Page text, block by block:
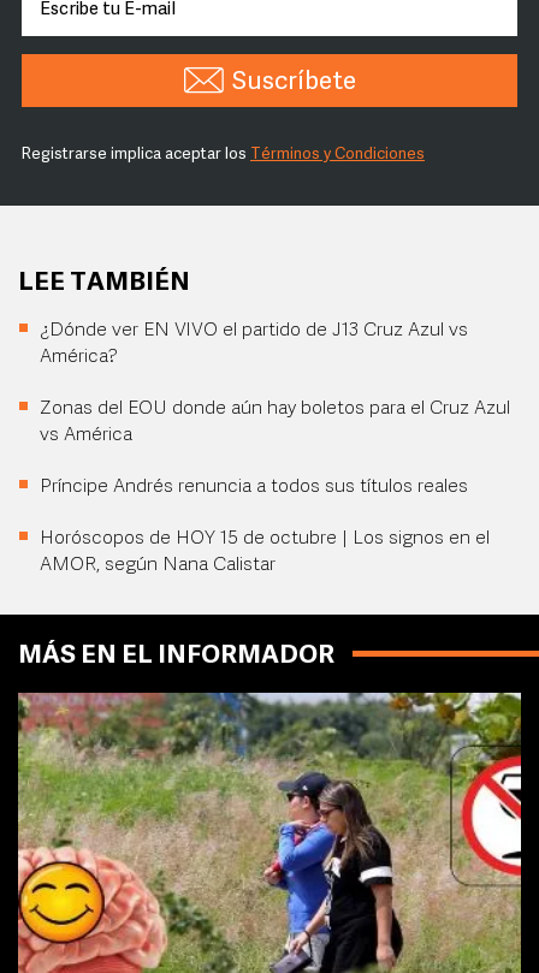
Suscríbete
Registrarse implica aceptar los Términos y Condiciones
LEE TAMBIÉN
¿Dónde ver EN VIVO el partido de J13 Cruz Azul vs
América?
Zonas del EOU donde aún hay boletos para el Cruz Azul
vs América
Príncipe Andrés renuncia a todos sus títulos reales
Horóscopos de HOY 15 de octubre | Los signos en el
AMOR, según Nana Calistar
MÁS EN EL INFORMADOR